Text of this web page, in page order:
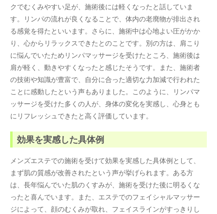
クでむくみやすい足が、施術後には軽くなったと話していま
す。リンパの流れが良くなることで、体内の老廃物が排出され
る感覚を得たといいます。さらに、施術中は心地よい圧がかか
り、心からリラックスできたとのことです。別の方は、肩こり
に悩んでいたためリンパマッサージを受けたところ、施術後は
肩が軽く、動きやすくなったと感じたそうです。また、施術者
の技術や知識が豊富で、自分に合った適切な力加減で行われた
ことに感動したという声もありました。このように、リンパマ
ッサージを受けた多くの人が、身体の変化を実感し、心身とも
にリフレッシュできたと高く評価しています。
効果を実感した具体例
メンズエステでの施術を受けて効果を実感した具体例として、
まず肌の質感が改善されたという声が挙げられます。ある方
は、長年悩んでいた肌のくすみが、施術を受けた後に明るくな
ったと喜んでいます。また、エステでのフェイシャルマッサー
ジによって、顔のむくみが取れ、フェイスラインがすっきりし